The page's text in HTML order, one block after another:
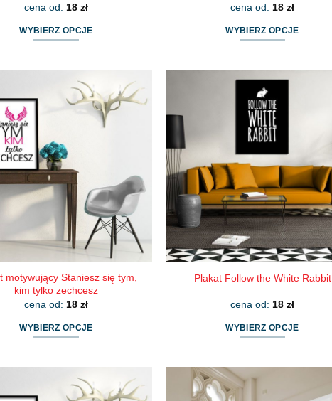
cena od: 18 zł
WYBIERZ OPCJE
wiele
wariantów.
można
wybrać
stronie
produktu
cena od: 18 zł
WYBIERZ OPCJE
ma
wiele
wariantów.
Opcje
wybrać
na
stronie
produktu
motywujący Staniesz się tym,
kim tylko zechcesz
cena od: 18 zł
WYBIERZ OPCJE
wiele
Plakat Follow the White Rabbit
cena od: 18 zł
WYBIERZ OPCJE
wiele